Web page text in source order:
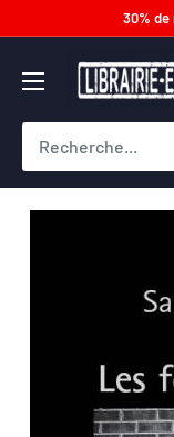
contenu
30% de
Librairie-
en-
ligne.com